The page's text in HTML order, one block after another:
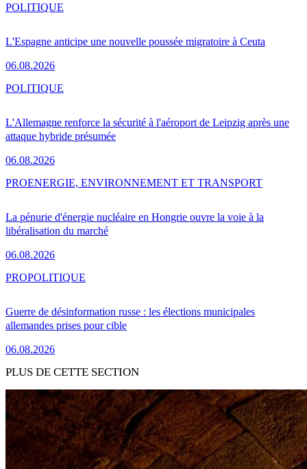
L'Espagne anticipe une nouvelle poussée migratoire à Ceuta
06.08.2026
POLITIQUE
L'Allemagne renforce la sécurité à l'aéroport de Leipzig après une
attaque hybride présumée
06.08.2026
POLITIQUE
La pénurie d'énergie nucléaire en Hongrie ouvre la voie à la
libéralisation du marché
06.08.2026
PROENERGIE, ENVIRONNEMENT ET TRANSPORT
Guerre de désinformation russe : les élections municipales
allemandes prises pour cible
06.08.2026
PROPOLITIQUE
PLUS DE CETTE SECTION